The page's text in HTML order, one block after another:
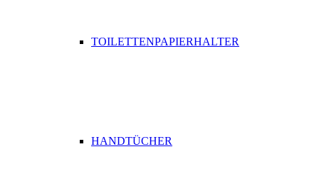
TOILETTENPAPIERHALTER
HANDTÜCHER